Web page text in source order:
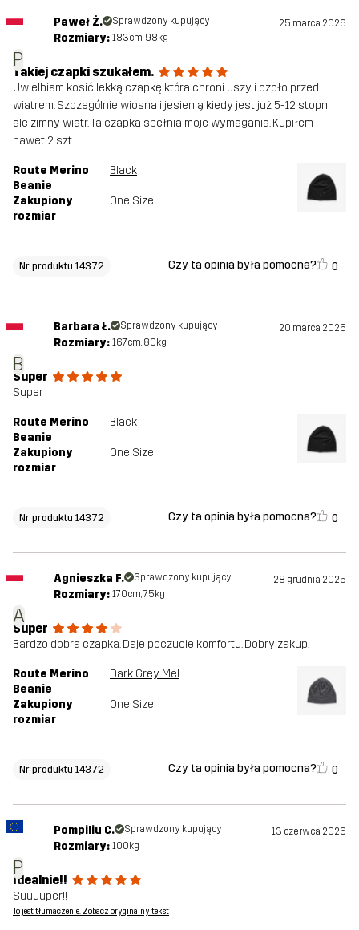
P
Paweł Ż. Sprawdzony kupujący 25 marca 2026
Rozmiary: 183cm, 98kg
Takiej czapki szukałem.
Uwielbiam kosić lekką czapkę która chroni uszy i czoło przed
wiatrem. Szczególnie wiosna i jesienią kiedy jest już 5-12 stopni
ale zimny wiatr. Ta czapka spełnia moje wymagania. Kupiłem
nawet 2 szt.
Route Merino
Beanie
Black
Zakupiony
rozmiar
One Size
Nr produktu 14372 Czy ta opinia była pomocna? 0
B
Barbara Ł. Sprawdzony kupujący 20 marca 2026
Rozmiary: 167cm, 80kg
Super
Super
Route Merino
Beanie
Black
Zakupiony
rozmiar
One Size
Nr produktu 14372 Czy ta opinia była pomocna? 0
A
Agnieszka F. Sprawdzony kupujący 28 grudnia 2025
Rozmiary: 170cm, 75kg
Super
Bardzo dobra czapka. Daje poczucie komfortu. Dobry zakup.
Route Merino
Beanie
Dark Grey Melange
Zakupiony
rozmiar
One Size
Nr produktu 14372 Czy ta opinia była pomocna? 0
P
Pompiliu C. Sprawdzony kupujący 13 czerwca 2026
Rozmiary: 100kg
Idealnie!!
Suuuuper!!
To jest tłumaczenie. Zobacz oryginalny tekst